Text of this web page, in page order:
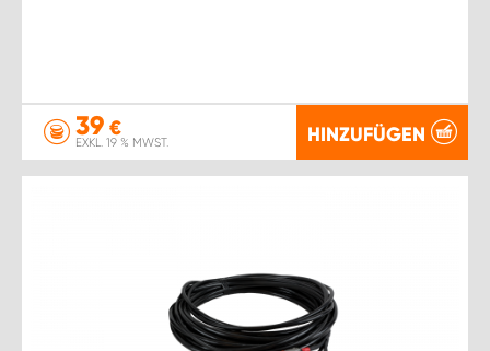
39 €
EXKL. 19 % MWST. HINZUFÜGEN